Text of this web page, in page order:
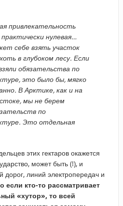
привлекательность
нулевая…
себе взять участок
в глубоком лесу. Если
обязательства по
это было бы, мягко
В Арктике, как и на
мы не берем
по
Это отдельная
этих гектаров окажется
может быть (!), и
дорог, линий электропередач и
если кто-то рассматривает
«хутор», то всей